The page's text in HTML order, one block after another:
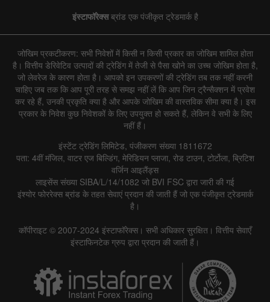
इंस्टाफॉरेक्सब्रांड एक पंजीकृत ट्रेडमार्क है
जोखिम प्रकटीकरण: सभी निवेशों में किसी न किसी प्रकार का जोखिम शामिल होता
है। वित्तीय डेरिवेटिव उत्पादों की ट्रेडिंग में तेजी से पैसा खोने का उच्च जोखिम होता है,
जो लेवरेज के कारण होता है। आपको इन उपकरणों की ट्रेडिंग तब तक नहीं करनी
चाहिए जब तक कि आप पूरी तरह से समझ नहीं लें कि आप जिन ट्रैन्सैक्शन में प्रवेश
कर रहे हैं, उनकी प्रकृति क्या है और आपके जोखिम की वास्तविक सीमा क्या है। इस
प्रकार के निवेश कुछ निवेशकों के लिए उपयुक्त हो सकते हैं, लेकिन वे सभी के लिए
नहीं हैं।
इंस्टेंट ट्रेडिंग लिमिटेड, पंजीकरण संख्या 1811672
पता: 4वीं मंजिल, वाटर एज बिल्डिंग, मेरिडियन प्लाजा, रोड टाउन, टोर्टोला, ब्रिटिश
वर्जिन आइलैंड्स
लाइसेंस संख्या SIBA/L/14/1082 जो BVI FSC द्वारा जारी की गई
इंश्योर फोररेक्स ब्रांड के तहत सेवाएं प्रदान की जाती हैं जो एक पंजीकृत ट्रेडमार्क
है।
कॉपीराइट © 2007-2024 इंस्टाफॉरेक्स। सभी अधिकार सुरक्षित। वित्तीय सेवाएँ
इंस्टाफिनटेक ग्रुप द्वारा प्रदान की जाती हैं।